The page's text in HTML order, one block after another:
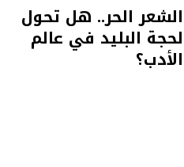
الشعر الحر.. هل تحول
لحجة البليد في عالم
الأدب؟